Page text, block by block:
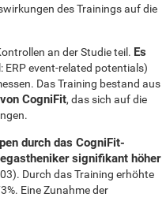
des Trainings auf die
an der Studie teil. Es
ERP event-related potentials)
Das Training bestand aus
von CogniFit, das sich auf die
durch das CogniFit-
signifikant höher
Durch das Training erhöhte
Eine Zunahme der